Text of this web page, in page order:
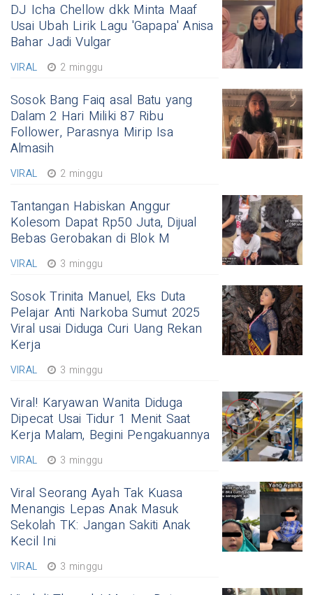
DJ Icha Chellow dkk Minta Maaf
Usai Ubah Lirik Lagu 'Gapapa' Anisa
Bahar Jadi Vulgar
VIRAL 2 minggu
Sosok Bang Faiq asal Batu yang
Dalam 2 Hari Miliki 87 Ribu
Follower, Parasnya Mirip Isa
Almasih
VIRAL 2 minggu
Tantangan Habiskan Anggur
Kolesom Dapat Rp50 Juta, Dijual
Bebas Gerobakan di Blok M
VIRAL 3 minggu
Sosok Trinita Manuel, Eks Duta
Pelajar Anti Narkoba Sumut 2025
Viral usai Diduga Curi Uang Rekan
Kerja
VIRAL 3 minggu
Viral! Karyawan Wanita Diduga
Dipecat Usai Tidur 1 Menit Saat
Kerja Malam, Begini Pengakuannya
VIRAL 3 minggu
Viral Seorang Ayah Tak Kuasa
Menangis Lepas Anak Masuk
Sekolah TK: Jangan Sakiti Anak
Kecil Ini
VIRAL 3 minggu